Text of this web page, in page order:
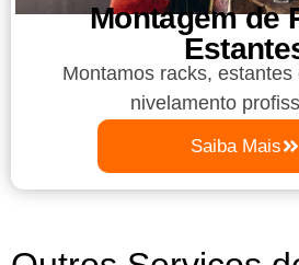
Montagem de
Montamos racks, estantes
nivelamento
Saiba Mais